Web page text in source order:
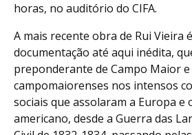
horas, no auditório do CIFA.
A mais recente obra de Rui Vieira
documentação até aqui inédita,
preponderante de Campo Maior e
campomaiorenses nos intensos
sociais que assolaram a Europa e
americano, desde a Guerra das